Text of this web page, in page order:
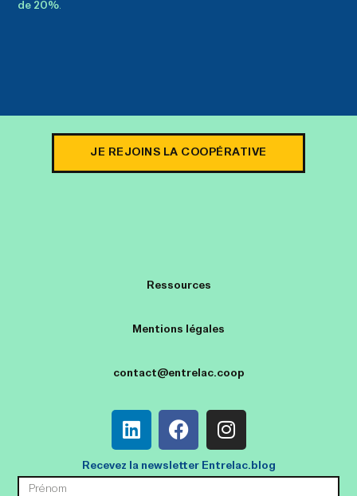
de 20%.
JE REJOINS LA COOPÉRATIVE
Ressources
Mentions légales
contact@entrelac.coop
Recevez la newsletter Entrelac.blog